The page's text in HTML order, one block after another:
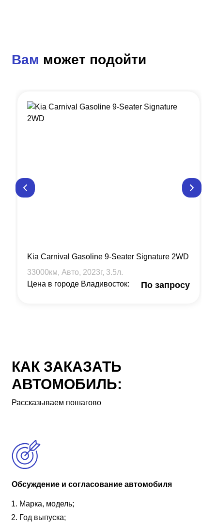
Вам может подойти
Kia Carnival Gasoline 9-Seater Signature 2WD
33000км, Авто, 2023г, 3.5л.
Цена в городе Владивосток:
По запросу
КАК ЗАКАЗАТЬ
АВТОМОБИЛЬ:
Рассказываем пошагово
Обсуждение и согласование автомобиля
Марка, модель;
Год выпуска;